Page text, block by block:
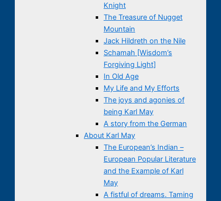
Knight
The Treasure of Nugget
Mountain
Jack Hildreth on the Nile
Schamah [Wisdom’s
Forgiving Light]
In Old Age
My Life and My Efforts
The joys and agonies of
being Karl May
A story from the German
About Karl May
The European’s Indian –
European Popular Literature
and the Example of Karl
May
A fistful of dreams. Taming